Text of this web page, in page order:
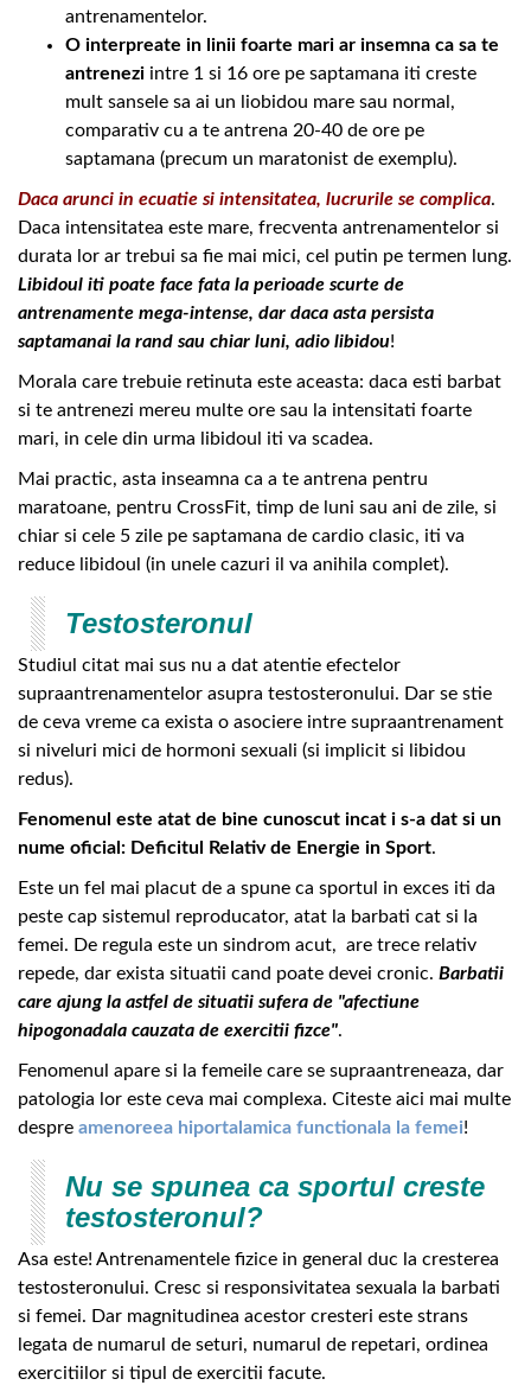
antrenamentelor.
O interpreate in linii foarte mari ar insemna ca sa te
antrenezi intre 1 si 16 ore pe saptamana iti creste
mult sansele sa ai un liobidou mare sau normal,
comparativ cu a te antrena 20-40 de ore pe
saptamana (precum un maratonist de exemplu).
Daca arunci in ecuatie si intensitatea, lucrurile se complica.
Daca intensitatea este mare, frecventa antrenamentelor si
durata lor ar trebui sa fie mai mici, cel putin pe termen lung.
Libidoul iti poate face fata la perioade scurte de
antrenamente mega-intense, dar daca asta persista
saptamanai la rand sau chiar luni, adio libidou!
Morala care trebuie retinuta este aceasta: daca esti barbat
si te antrenezi mereu multe ore sau la intensitati foarte
mari, in cele din urma libidoul iti va scadea.
Mai practic, asta inseamna ca a te antrena pentru
maratoane, pentru CrossFit, timp de luni sau ani de zile, si
chiar si cele 5 zile pe saptamana de cardio clasic, iti va
reduce libidoul (in unele cazuri il va anihila complet).
Testosteronul
Studiul citat mai sus nu a dat atentie efectelor
supraantrenamentelor asupra testosteronului. Dar se stie
de ceva vreme ca exista o asociere intre supraantrenament
si niveluri mici de hormoni sexuali (si implicit si libidou
redus).
Fenomenul este atat de bine cunoscut incat i s-a dat si un
nume oficial: Deficitul Relativ de Energie in Sport.
Este un fel mai placut de a spune ca sportul in exces iti da
peste cap sistemul reproducator, atat la barbati cat si la
femei. De regula este un sindrom acut, are trece relativ
repede, dar exista situatii cand poate devei cronic. Barbatii
care ajung la astfel de situatii sufera de "afectiune
hipogonadala cauzata de exercitii fizce".
Fenomenul apare si la femeile care se supraantreneaza, dar
patologia lor este ceva mai complexa. Citeste aici mai multe
despre amenoreea hiportalamica functionala la femei!
Nu se spunea ca sportul creste
testosteronul?
Asa este! Antrenamentele fizice in general duc la cresterea
testosteronului. Cresc si responsivitatea sexuala la barbati
si femei. Dar magnitudinea acestor cresteri este strans
legata de numarul de seturi, numarul de repetari, ordinea
exercitiilor si tipul de exercitii facute.